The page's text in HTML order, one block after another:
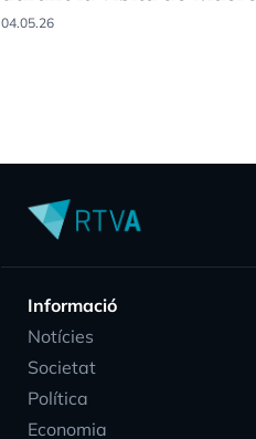
04.05.26
Informació
Notícies
Societat
Política
Economia